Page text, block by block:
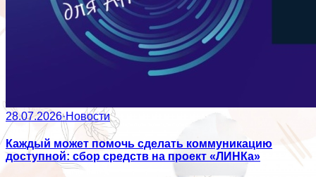
28.07.2026·Новости
Каждый может помочь сделать коммуникацию
доступной: сбор средств на проект «ЛИНКа»